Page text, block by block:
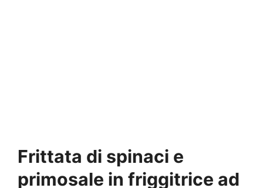
Frittata di spinaci e
primosale in friggitrice ad